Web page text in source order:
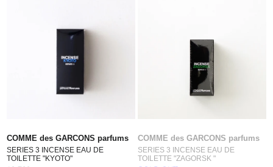
COMME des GARCONS parfums
SERIES 3 INCENSE EAU DE
TOILETTE "KYOTO"
COMME des GARCONS parfums
SERIES 3 INCENSE EAU DE
TOILETTE "ZAGORSK "